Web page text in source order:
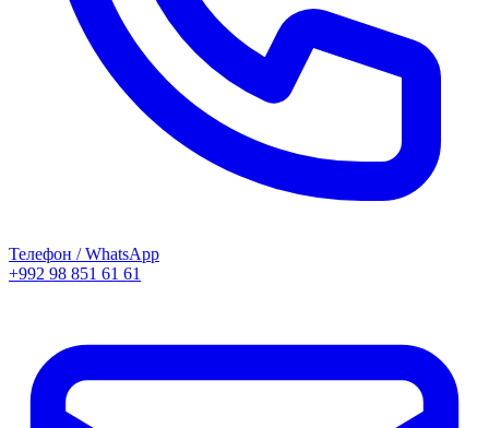
Телефон / WhatsApp
+992 98 851 61 61